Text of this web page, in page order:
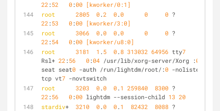
22 :52 0:00 [kworker/0:1]
root
2805 0.2 0.0 0 0
22 :53 0:00 [kworker/3:0]
root
3066 0.0 0.0 0 0
22 :54 0:00 [kworker/u8:0]
root
3181 1 .5 0.8 313032 64956 tty7
Rsl+ 22 :56 0:04 /usr/lib/xorg-server/Xorg :0
seat seat0 -auth /run/lightdm/root/:0 -nolisten
tcp vt7 -novtswitch
root
3203 0.0 0.1 259840 8300
22 :56 0:00 lightdm --session-child 13 20
stardiv+ 3210 0.0 0.1 82432 8088